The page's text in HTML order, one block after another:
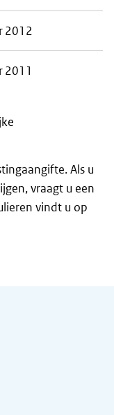
2012
2011
Als u
vraagt u een
vindt u op